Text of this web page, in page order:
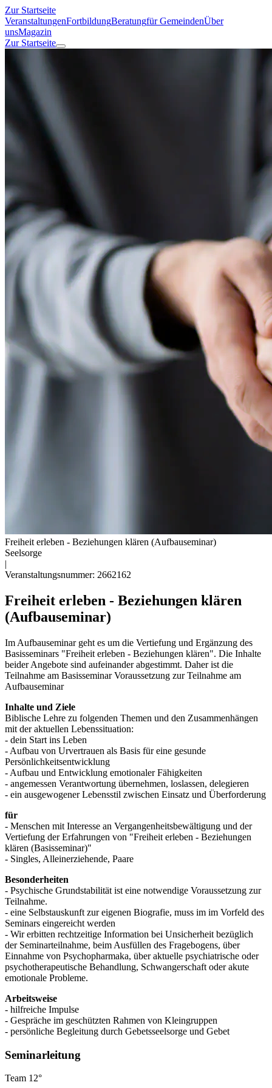
Zur Startseite
VeranstaltungenFortbildungBeratungfür GemeindenÜber
unsMagazin
Zur Startseite
Freiheit erleben - Beziehungen klären (Aufbauseminar)
Seelsorge
|
Veranstaltungsnummer: 2662162
Freiheit erleben - Beziehungen klären
(Aufbauseminar)
Im Aufbauseminar geht es um die Vertiefung und Ergänzung des
Basisseminars "Freiheit erleben - Beziehungen klären". Die Inhalte
beider Angebote sind aufeinander abgestimmt. Daher ist die
Teilnahme am Basisseminar Voraussetzung zur Teilnahme am
Aufbauseminar
Inhalte und Ziele
Biblische Lehre zu folgenden Themen und den Zusammenhängen
mit der aktuellen Lebenssituation:
- dein Start ins Leben
- Aufbau von Urvertrauen als Basis für eine gesunde
Persönlichkeitsentwicklung
- Aufbau und Entwicklung emotionaler Fähigkeiten
- angemessen Verantwortung übernehmen, loslassen, delegieren
- ein ausgewogener Lebensstil zwischen Einsatz und Überforderung
für
- Menschen mit Interesse an Vergangenheitsbewältigung und der
Vertiefung der Erfahrungen von "Freiheit erleben - Beziehungen
klären (Basisseminar)"
- Singles, Alleinerziehende, Paare
Besonderheiten
- Psychische Grundstabilität ist eine notwendige Voraussetzung zur
Teilnahme.
- eine Selbstauskunft zur eigenen Biografie, muss im im Vorfeld des
Seminars eingereicht werden
- Wir erbitten rechtzeitige Information bei Unsicherheit bezüglich
der Seminarteilnahme, beim Ausfüllen des Fragebogens, über
Einnahme von Psychopharmaka, über aktuelle psychiatrische oder
psychotherapeutische Behandlung, Schwangerschaft oder akute
emotionale Probleme.
Arbeitsweise
- hilfreiche Impulse
- Gespräche im geschützten Rahmen von Kleingruppen
- persönliche Begleitung durch Gebetsseelsorge und Gebet
Seminarleitung
Team 12°